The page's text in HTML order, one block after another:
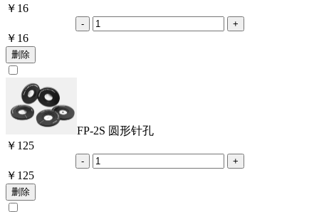
￥ 16
￥ 16
FP-2S 圆形针孔
￥ 125
￥ 125